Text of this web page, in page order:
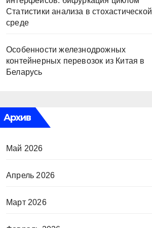
Статистики анализа в стохастической
среде
Особенности железнодрожных
контейнерных перевозок из Китая в
Беларусь
Архив
Май 2026
Апрель 2026
Март 2026